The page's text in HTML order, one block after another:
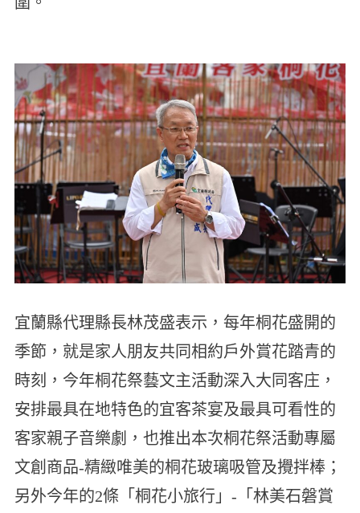
宜蘭縣代理縣長林茂盛表示，每年桐花盛開的
季節，就是家人朋友共同相約戶外賞花踏青的
時刻，今年桐花祭藝文主活動深入大同客庄，
安排最具在地特色的宜客茶宴及最具可看性的
客家親子音樂劇，也推出本次桐花祭活動專屬
文創商品-精緻唯美的桐花玻璃吸管及攪拌棒；
另外今年的2條「桐花小旅行」-「林美石磐賞